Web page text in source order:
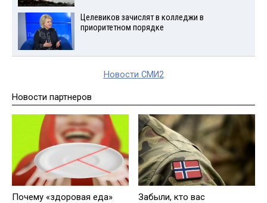
Целевиков зачислят в колледжи в
приоритетном порядке
Новости СМИ2
Новости партнеров
Почему «здоровая еда»
Забыли, кто вас